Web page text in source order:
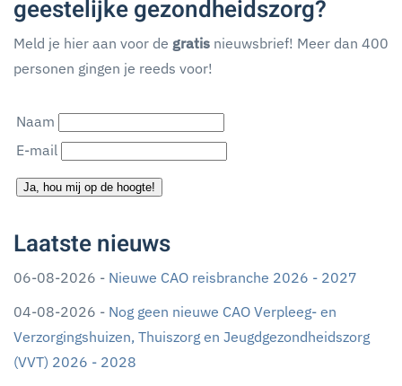
geestelijke gezondheidszorg?
Meld je hier aan voor de gratis nieuwsbrief! Meer dan 400
personen gingen je reeds voor!
Naam
E-mail
Ja, hou mij op de hoogte!
Laatste nieuws
06-08-2026 - Nieuwe CAO reisbranche 2026 - 2027
04-08-2026 - Nog geen nieuwe CAO Verpleeg- en
Verzorgingshuizen, Thuiszorg en Jeugdgezondheidszorg
(VVT) 2026 - 2028